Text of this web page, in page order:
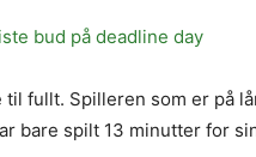
bud på deadline day
fullt. Spilleren som er på
bare spilt 13 minutter for